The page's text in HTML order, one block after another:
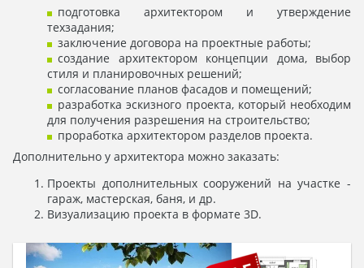
подготовка архитектором и утверждение
техзадания;
заключение договора на проектные работы;
создание архитектором концепции дома, выбор
стиля и планировочных решений;
согласование планов фасадов и помещений;
разработка эскизного проекта, который необходим
для получения разрешения на строительство;
проработка архитектором разделов проекта.
Дополнительно у архитектора можно заказать:
Проекты дополнительных сооружений на участке -
гараж, мастерская, баня, и др.
Визуализацию проекта в формате 3D.